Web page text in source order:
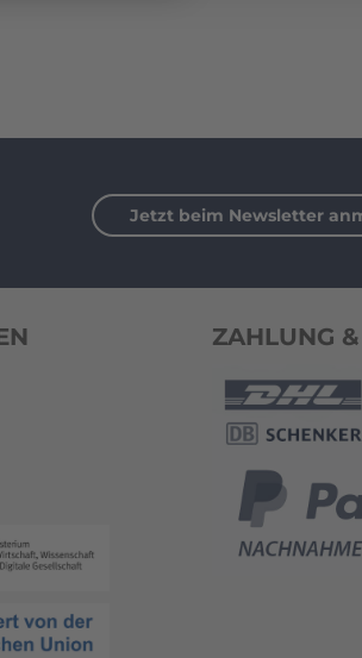
Jetzt beim Newsletter
ZAHLUNG